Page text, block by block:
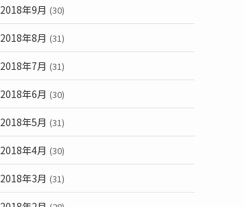
2018年9月 (30)
2018年8月 (31)
2018年7月 (31)
2018年6月 (30)
2018年5月 (31)
2018年4月 (30)
2018年3月 (31)